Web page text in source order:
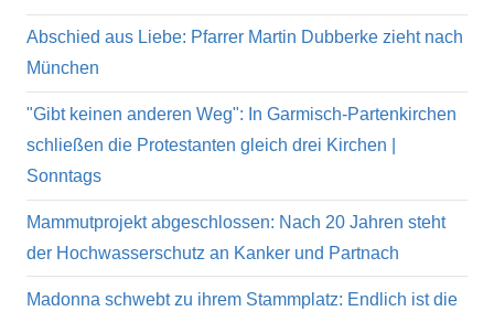
Abschied aus Liebe: Pfarrer Martin Dubberke zieht nach
München
"Gibt keinen anderen Weg": In Garmisch-Partenkirchen
schließen die Protestanten gleich drei Kirchen |
Sonntags
Mammutprojekt abgeschlossen: Nach 20 Jahren steht
der Hochwasserschutz an Kanker und Partnach
Madonna schwebt zu ihrem Stammplatz: Endlich ist die